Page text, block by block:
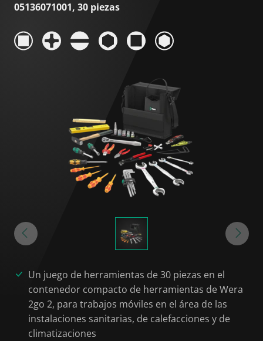
05136071001, 30 piezas
Un juego de herramientas de 30 piezas en el
contenedor compacto de herramientas de Wera
2go 2, para trabajos móviles en el área de las
instalaciones sanitarias, de calefacciones y de
climatizaciones